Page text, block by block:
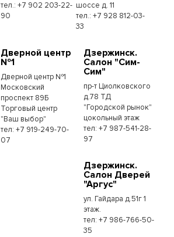
тел.: +7 902 203-22-
90
шоссе д. 11
тел.: +7 928 812-03-
33
Дверной центр
№1
Дверной центр №1
Московский
проспект 89Б
Торговый центр
"Ваш выбор"
тел: +7 919-249-70-
07
Дзержинск.
Салон "Сим-
Сим"
пр-т Циолковского
д.78 ТД
"Городской рынок"
цокольный этаж
тел: +7 987-541-28-
97
Дзержинск.
Салон Дверей
"Аргус"
ул. Гайдара д.51г 1
этаж.
тел: +7 986-766-50-
35